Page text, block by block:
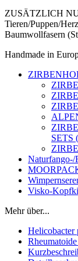
ZUSÄTZLICH
Tieren/Puppen/
Baumwollfasern
Handmade in
SETS
Naturfango-/
Visko-
Mehr über...
Helicobacter